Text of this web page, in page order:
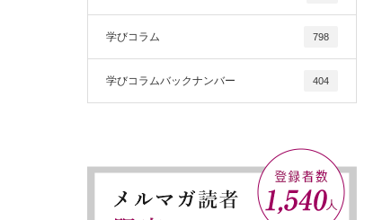
学びコラム 798
学びコラムバックナンバー 404